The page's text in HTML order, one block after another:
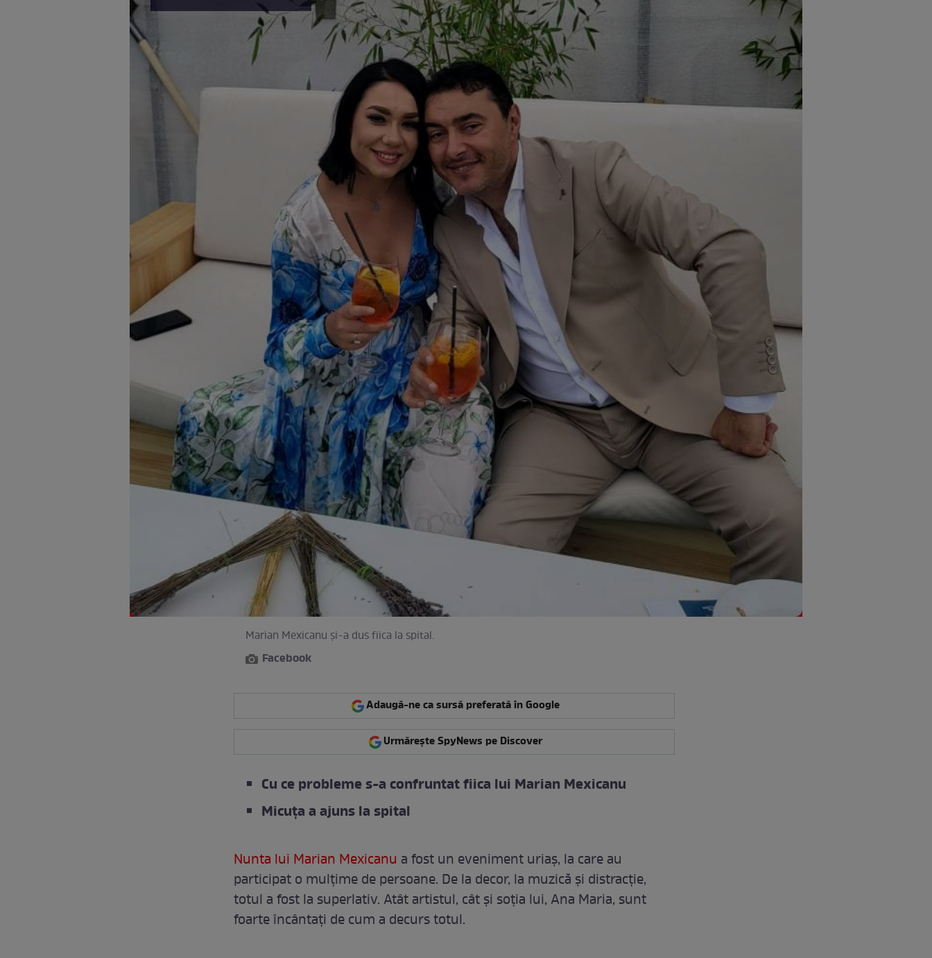
Marian Mexicanu și-a dus fiica la spital.
Facebook
Adaugă-ne ca sursă preferată în Google
Urmărește SpyNews pe Discover
Cu ce probleme s-a confruntat fiica lui Marian Mexicanu
Micuța a ajuns la spital
Nunta lui Marian Mexicanu a fost un eveniment uriaș, la care au
participat o mulțime de persoane. De la decor, la muzică și distracție,
totul a fost la superlativ. Atât artistul, cât și soția lui, Ana Maria, sunt
foarte încântați de cum a decurs totul.